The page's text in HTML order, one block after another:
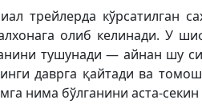
трейлерда кўрсатилган
олиб келинади. У
тушунади — айнан шу
даврга қайтади ва
нима бўлганини аста-